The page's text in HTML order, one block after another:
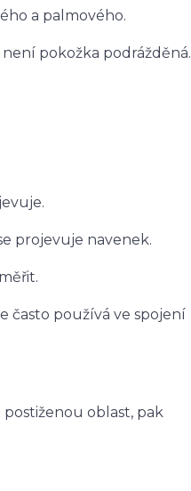
a palmového.
pokožka podrážděná.
projevuje navenek.
často používá ve spojení
oblast, pak